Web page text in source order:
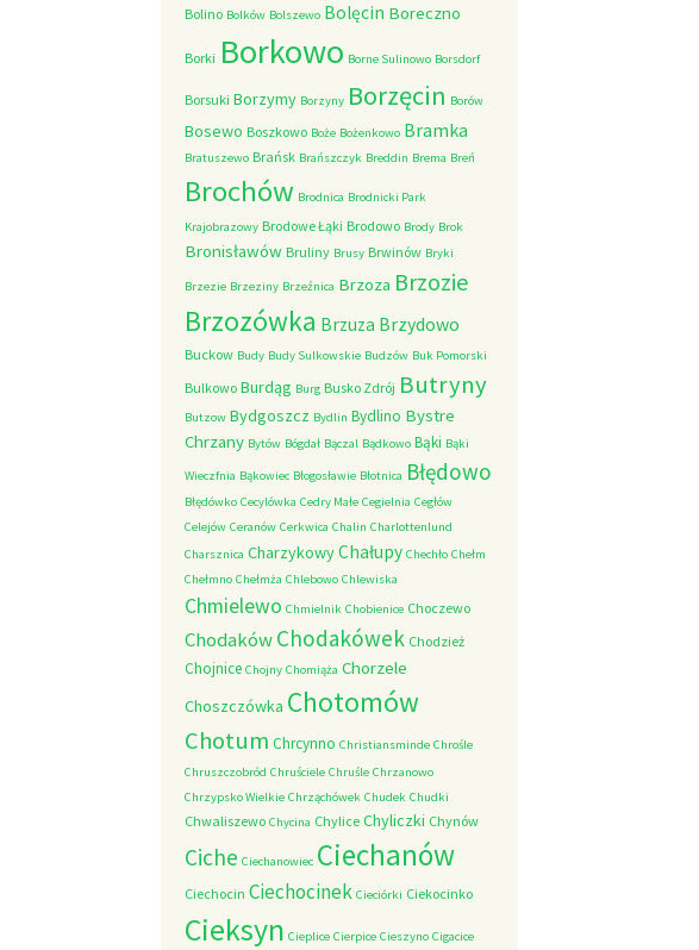
Bolino Bolków Bolszewo Bolęcin Boreczno
Borki Borkowo Borne Sulinowo Borsdorf
Borsuki Borzymy Borzyny Borzęcin Borów
Bosewo Boszkowo Boże Bożenkowo Bramka
Bratuszewo Brańsk Brańszczyk Breddin Brema Breń
Brochów Brodnica Brodnicki Park
Krajobrazowy Brodowe Łąki Brodowo Brody Brok
Bronisławów Bruliny Brusy Brwinów Bryki
Brzezie Brzeziny Brzeźnica Brzoza Brzozie
Brzozówka Brzuza Brzydowo
Buckow Budy Budy Sulkowskie Budzów Buk Pomorski
Bulkowo Burdąg Burg Busko Zdrój Butryny
Butzow Bydgoszcz Bydlin Bydlino Bystre
Chrzany Bytów Bógdał Bączal Bądkowo Bąki Bąki
Wieczfnia Bąkowiec Błogosławie Błotnica Błędowo
Błędówko Cecylówka Cedry Małe Cegielnia Cegłów
Celejów Ceranów Cerkwica Chalin Charlottenlund
Charsznica CharzykowyChałupy Chechło Chełm
Chełmno Chełmża Chlebowo Chlewiska
Chmielewo Chmielnik Chobienice Choczewo
ChodakówChodakówek Chodzież
Chojnice Chojny Chomiąża Chorzele
Choszczówka Chotomów
Chotum Chrcynno Christiansminde Chrośle
Chruszczobród Chruściele Chruśle Chrzanowo
Chrzypsko Wielkie Chrząchówek Chudek Chudki
Chwaliszewo Chycina Chylice Chyliczki Chynów
Ciche Ciechanowiec Ciechanów
Ciechocin Ciechocinek Cieciórki Ciekocinko
Cieksyn Cieplice Cierpice Cieszyno Cigacice